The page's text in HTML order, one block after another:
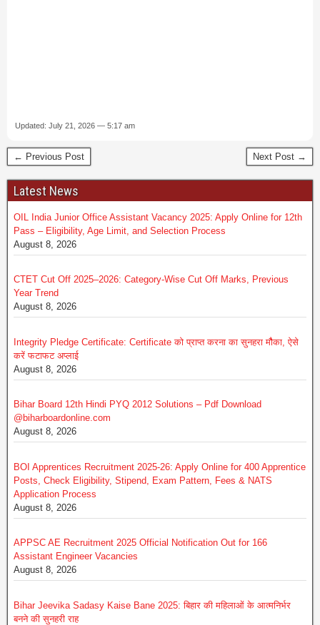
Updated: July 21, 2026 — 5:17 am
← Previous Post Next Post →
Latest News
OIL India Junior Office Assistant Vacancy 2025: Apply Online for 12th
Pass – Eligibility, Age Limit, and Selection Process
August 8, 2026
CTET Cut Off 2025–2026: Category-Wise Cut Off Marks, Previous
Year Trend
August 8, 2026
Integrity Pledge Certificate: Certificate को प्राप्त करना का सुनहरा मौैका, ऐसे
करें फटाफट अप्लाई
August 8, 2026
Bihar Board 12th Hindi PYQ 2012 Solutions – Pdf Download
@biharboardonline.com
August 8, 2026
BOI Apprentices Recruitment 2025-26: Apply Online for 400 Apprentice
Posts, Check Eligibility, Stipend, Exam Pattern, Fees & NATS
Application Process
August 8, 2026
APPSC AE Recruitment 2025 Official Notification Out for 166
Assistant Engineer Vacancies
August 8, 2026
Bihar Jeevika Sadasy Kaise Bane 2025: बिहार की महिलाओं के आत्मनिर्भर
बनने की सुनहरी राह